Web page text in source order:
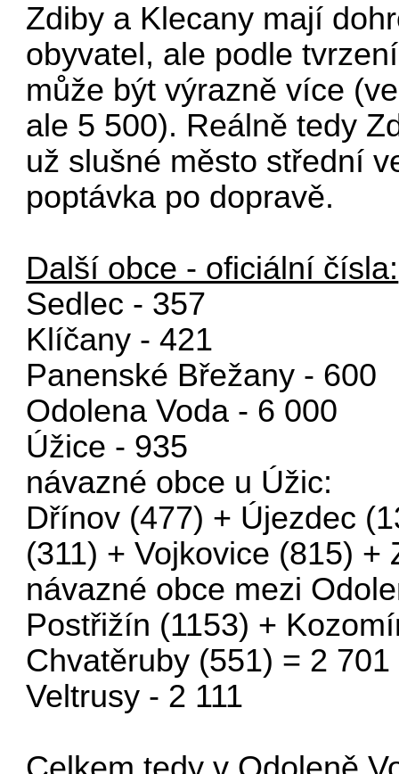
Zdiby a Klecany mají
obyvatel, ale podle
může být výrazně více
ale 5 500). Reálně tedy
už slušné město střední
poptávka po dopravě.
Další obce - oficiální čísla:
Sedlec - 357
Klíčany - 421
Panenské Břežany - 600
Odolena Voda - 6 000
Úžice - 935
návazné obce u Úžic:
Dřínov (477) + Újezdec
(311) + Vojkovice (815) +
návazné obce mezi
Postřižín (1153) +
Chvatěruby (551) = 2 701
Veltrusy - 2 111